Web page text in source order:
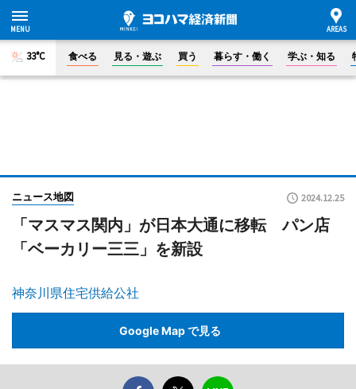
33°C 食べる 見る・遊ぶ 買う 暮らす・働く 学ぶ・知る
ニュース地図 2024.12.25
「マスマス関内」が日本大通に移転 パン店
「ベーカリー三三」を新設
神奈川県住宅供給公社
Google Map で見る